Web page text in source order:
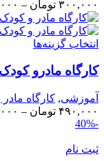
تومان–
گزینه‌ها
مادرو کودک
, کارگاه مادر
تومان–
نام